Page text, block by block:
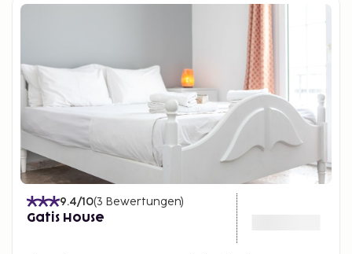
9.4/10(3 Bewertungen)
Gatis House